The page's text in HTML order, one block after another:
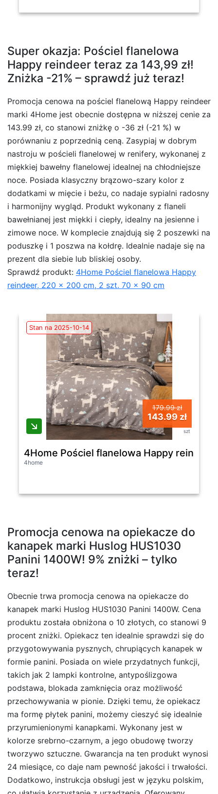
Super okazja: Pościel flanelowa
Happy reindeer teraz za 143,99 zł!
Zniżka -21% – sprawdź już teraz!
Promocja cenowa na pościel flanelową Happy reindeer
marki 4Home jest obecnie dostępna w niższej cenie za
143.99 zł, co stanowi zniżkę o -36 zł (-21 %) w
porównaniu z poprzednią ceną. Zasypiaj w dobrym
nastroju w pościeli flanelowej w renifery, wykonanej z
miękkiej bawełny flanelowej idealnej na chłodniejsze
noce. Posiada klasyczny brązowo-szary kolor z
dodatkami w mięcie i beżu, co nadaje sypialni radosny
i harmonijny wygląd. Produkt wykonany z flaneli
bawełnianej jest miękki i ciepły, idealny na jesienne i
zimowe noce. W komplecie znajdują się 2 poszewki na
poduszkę i 1 poszwa na kołdrę. Idealnie nadaje się na
prezent dla siebie lub bliskiej osoby.
Sprawdź produkt: 4Home Pościel flanelowa Happy
reindeer, 220 x 200 cm, 2 szt. 70 x 90 cm
Stan na 2025-10-14
179.99 zł
143.99 zł
szt
4Home Pościel flanelowa Happy
4home
Promocja cenowa na opiekacze do
kanapek marki Huslog HUS1030
Panini 1400W! 9% zniżki – tylko
teraz!
Obecnie trwa promocja cenowa na opiekacze do
kanapek marki Huslog HUS1030 Panini 1400W. Cena
produktu została obniżona o 10 złotych, co stanowi 9
procent zniżki. Opiekacz ten idealnie sprawdzi się do
przygotowywania pysznych, chrupiących kanapek w
formie panini. Posiada on wiele przydatnych funkcji,
takich jak 2 lampki kontrolne, antypoślizgowa
podstawa, blokada zamknięcia oraz możliwość
przechowywania w pionie. Dzięki temu, że opiekacz
ma formę płytek panini, możemy cieszyć się idealnie
przyrumienionymi kanapkami. Wykonany jest w
kolorze srebrno-czarnym, a jego obudowę tworzy
tworzywo sztuczne. Gwarancja na ten produkt wynosi
24 miesiące, co daje nam pewność jakości i trwałości.
Dodatkowo, instrukcja obsługi jest w języku polskim,